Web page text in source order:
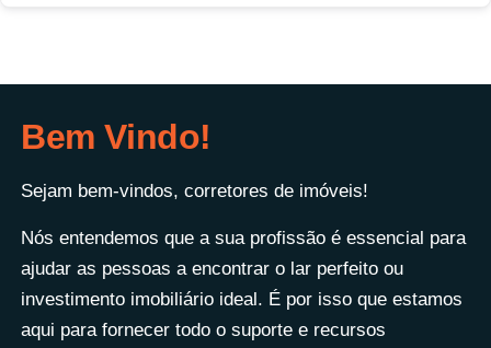
Bem Vindo!
Sejam bem-vindos, corretores de imóveis!
Nós entendemos que a sua profissão é essencial para
ajudar as pessoas a encontrar o lar perfeito ou
investimento imobiliário ideal. É por isso que estamos
aqui para fornecer todo o suporte e recursos